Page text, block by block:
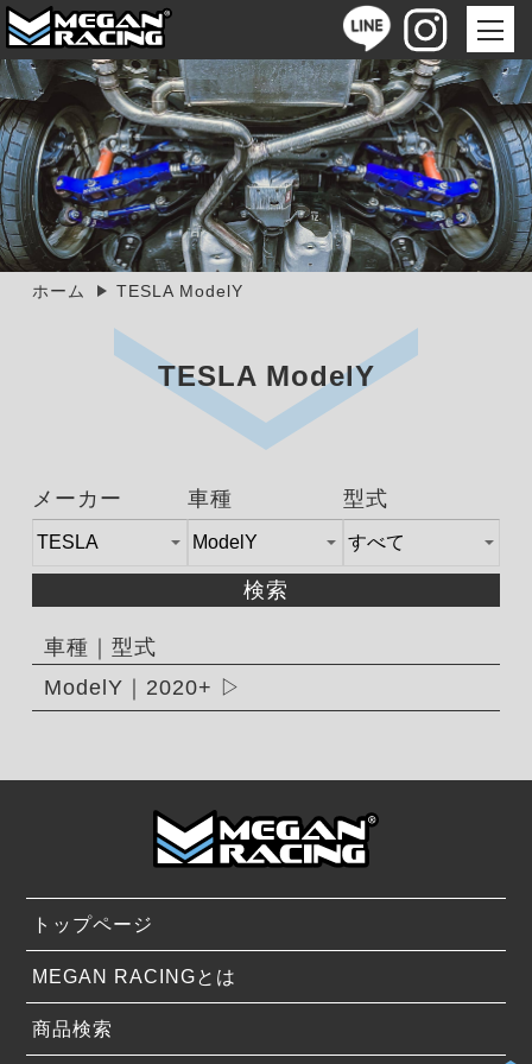
ホーム TESLA ModelY
TESLA ModelY
メーカー 車種 型式
検索
車種｜型式
ModelY｜2020+
トップページ
MEGAN RACINGとは
商品検索